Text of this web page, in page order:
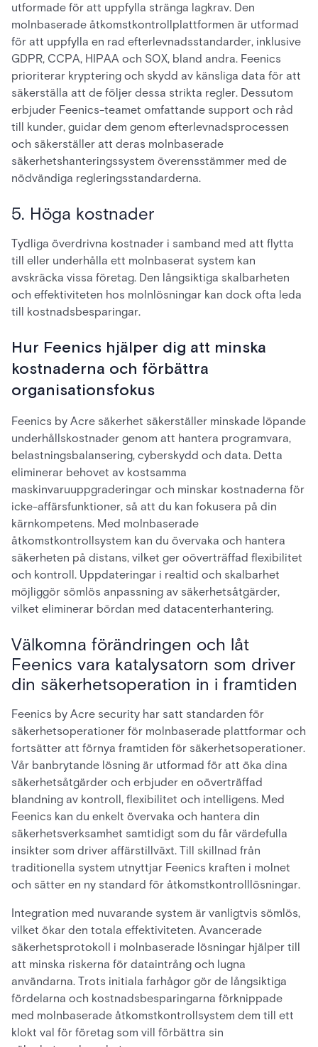
utformade för att uppfylla stränga lagkrav. Den
molnbaserade åtkomstkontrollplattformen är utformad
för att uppfylla en rad efterlevnadsstandarder, inklusive
GDPR, CCPA, HIPAA och SOX, bland andra. Feenics
prioriterar kryptering och skydd av känsliga data för att
säkerställa att de följer dessa strikta regler. Dessutom
erbjuder Feenics-teamet omfattande support och råd
till kunder, guidar dem genom efterlevnadsprocessen
och säkerställer att deras molnbaserade
säkerhetshanteringssystem överensstämmer med de
nödvändiga regleringsstandarderna.
5. Höga kostnader
Tydliga överdrivna kostnader i samband med att flytta
till eller underhålla ett molnbaserat system kan
avskräcka vissa företag. Den långsiktiga skalbarheten
och effektiviteten hos molnlösningar kan dock ofta leda
till kostnadsbesparingar.
Hur Feenics hjälper dig att minska
kostnaderna och förbättra
organisationsfokus
Feenics by Acre säkerhet säkerställer minskade löpande
underhållskostnader genom att hantera programvara,
belastningsbalansering, cyberskydd och data. Detta
eliminerar behovet av kostsamma
maskinvaruuppgraderingar och minskar kostnaderna för
icke-affärsfunktioner, så att du kan fokusera på din
kärnkompetens. Med molnbaserade
åtkomstkontrollsystem kan du övervaka och hantera
säkerheten på distans, vilket ger oöverträffad flexibilitet
och kontroll. Uppdateringar i realtid och skalbarhet
möjliggör sömlös anpassning av säkerhetsåtgärder,
vilket eliminerar bördan med datacenterhantering.
Välkomna förändringen och låt
Feenics vara katalysatorn som driver
din säkerhetsoperation in i framtiden
Feenics by Acre security har satt standarden för
säkerhetsoperationer för molnbaserade plattformar och
fortsätter att förnya framtiden för säkerhetsoperationer.
Vår banbrytande lösning är utformad för att öka dina
säkerhetsåtgärder och erbjuder en oöverträffad
blandning av kontroll, flexibilitet och intelligens. Med
Feenics kan du enkelt övervaka och hantera din
säkerhetsverksamhet samtidigt som du får värdefulla
insikter som driver affärstillväxt. Till skillnad från
traditionella system utnyttjar Feenics kraften i molnet
och sätter en ny standard för åtkomstkontrolllösningar.
Integration med nuvarande system är vanligtvis sömlös,
vilket ökar den totala effektiviteten. Avancerade
säkerhetsprotokoll i molnbaserade lösningar hjälper till
att minska riskerna för dataintrång och lugna
användarna. Trots initiala farhågor gör de långsiktiga
fördelarna och kostnadsbesparingarna förknippade
med molnbaserade åtkomstkontrollsystem dem till ett
klokt val för företag som vill förbättra sin